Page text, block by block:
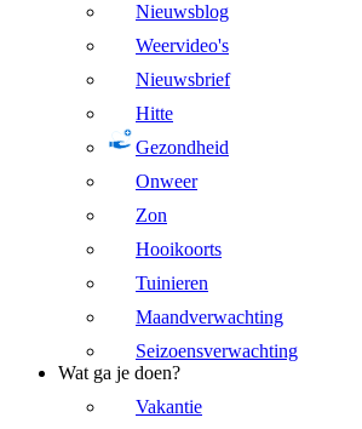
Nieuwsblog
Weervideo's
Nieuwsbrief
Hitte
Gezondheid
Onweer
Zon
Hooikoorts
Tuinieren
Maandverwachting
Seizoensverwachting
Wat ga je doen?
Vakantie